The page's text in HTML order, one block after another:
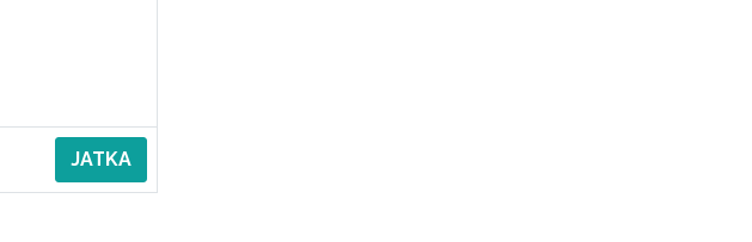
JATKA